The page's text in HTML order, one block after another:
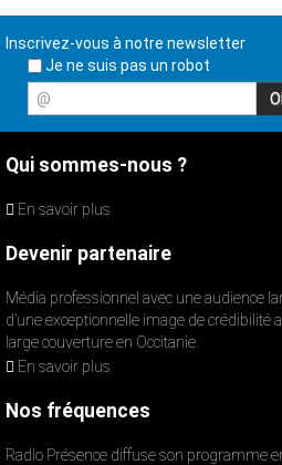
Inscrivez-vous à notre newsletter
Je ne suis pas un robot
@
Qui sommes-nous ?
En savoir plus
Devenir partenaire
Média professionnel avec une audience
d’une exceptionnelle image de crédibilité
large couverture en Occitanie.
En savoir plus
Nos fréquences
Radio Présence diffuse son programme